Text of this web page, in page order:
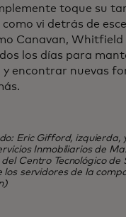
toque su
vi detrás de
Canavan, Whitfield
los días para
encontrar nuevas
Eric Gifford, izquierda,
Inmobiliarios de
Centro Tecnológico de
servidores de la